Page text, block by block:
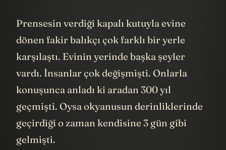
Prensesin verdiği kapalı kutuyla evine
dönen fakir balıkçı çok farklı bir yerle
karşılaştı. Evinin yerinde başka şeyler
vardı. İnsanlar çok değişmişti. Onlarla
konuşunca anladı ki aradan 300 yıl
geçmişti. Oysa okyanusun derinliklerinde
geçirdiği o zaman kendisine 3 gün gibi
gelmişti.